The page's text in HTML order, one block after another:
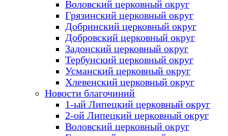
Воловский церковный округ
Грязинский церковный округ
Добринский церковный округ
Добровский церковный округ
Задонский церковный округ
Тербунский церковный округ
Усманский церковный округ
Хлевенский церковный округ
Новости благочиний
1-ый Липецкий церковный округ
2-ой Липецкий церковный округ
Воловский церковный округ